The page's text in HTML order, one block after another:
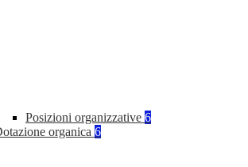
Posizioni organizzative 6
organica 6